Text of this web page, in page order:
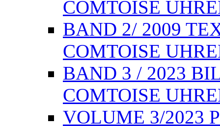
COMTOISE
BAND 2/ 2009
COMTOISE
BAND 3 / 2023
COMTOISE
VOLUME 3/2023